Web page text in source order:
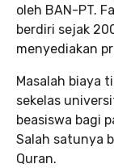
oleh BAN-PT.
berdiri sejak
menyediakan
Masalah biaya
sekelas
beasiswa bagi
Salah satunya
Quran.